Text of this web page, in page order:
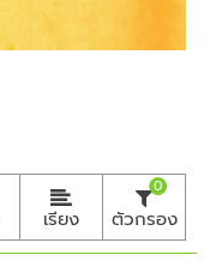
เรียง ตัวกรอง
0